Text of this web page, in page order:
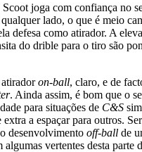
Scoot joga com confiança no
lado, o que é meio
defesa como atirador. A
do drible para o tiro são
on-ball, claro, e de
. Ainda assim, é bom que o
para situações de C&S
a espaçar para outros.
desenvolvimento off-ball de
algumas vertentes desta parte